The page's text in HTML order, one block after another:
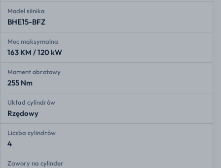
Model silnika
BHE15-BFZ
Moc maksymalna
163 KM / 120 kW
Moment obrotowy
255 Nm
Układ cylindrów
Rzędowy
Liczba cylindrów
4
Zawory na cylinder